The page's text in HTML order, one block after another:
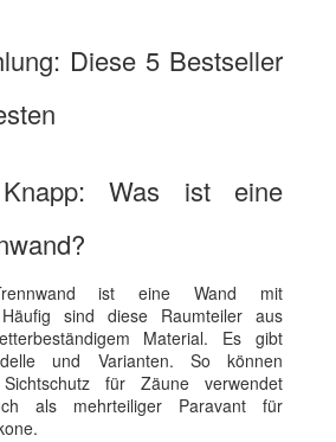
Diese 5 Bestseller
Was ist eine
ist eine Wand mit
Häufig sind diese Raumteiler aus
Material. Es gibt
und Varianten. So können
für Zäune verwendet
als mehrteiliger Paravant für